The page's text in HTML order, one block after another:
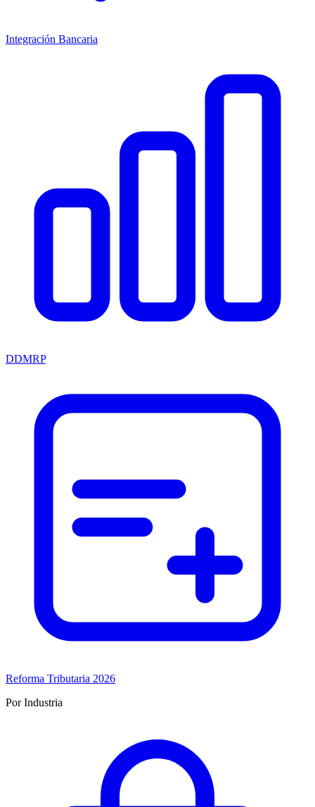
Integración Bancaria
DDMRP
Reforma Tributaria 2026
Por Industria